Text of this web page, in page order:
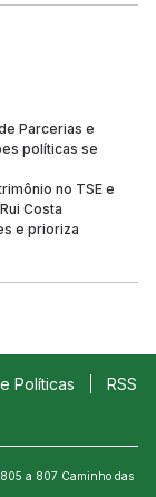
Parcerias e
políticas se
no TSE e
Costa
e prioriza
Políticas RSS
805 a 807 Caminho das